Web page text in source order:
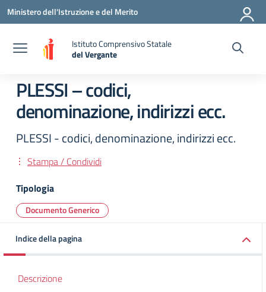
Vai ai contenuti
Vai al menu di navigazione
Vai al footer
Ministero dell'Istruzione e del Merito
Istituto Comprensivo Statale
del Vergante
— Visita la pagina iniziale della scuola
PLESSI – codici,
denominazione, indirizzi ecc.
PLESSI - codici, denominazione, indirizzi ecc.
Stampa / Condividi
Tipologia
Documento Generico
Indice della pagina
Descrizione